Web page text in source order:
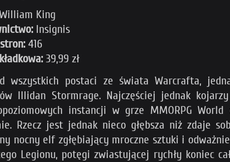
King
Insignis
stron: 416
39,99 zł
wszystkich postaci ze świata Warcrafta,
Illidan Stormrage. Najczęściej jednak
instancji w grze MMORPG
Rzecz jest jednak nieco głębsza niż zdaje
nocny elf zgłębiający mroczne sztuki i
Legionu, potęgi zwiastującej rychły koniec